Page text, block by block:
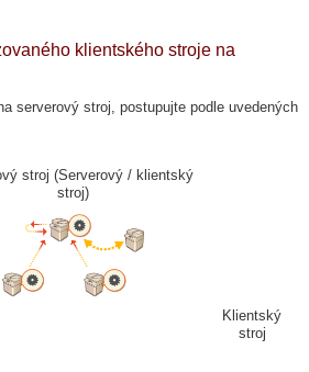
klientského stroje na
serverový stroj, postupujte podle uvedených
stroj (Serverový / klientský
stroj)
Klientský
stroj